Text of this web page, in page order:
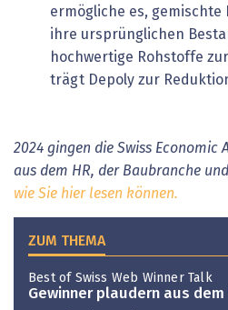
ermögliche es,
ihre ursprünglichen
hochwertige Rohstoffe
trägt Depoly zur
2024 gingen die Swiss Economic
aus dem HR, der Baubranche
wie Sie hier lesen können.
ZUM THEMA
Best of Swiss Web Winner Talk
Gewinner plaudern aus